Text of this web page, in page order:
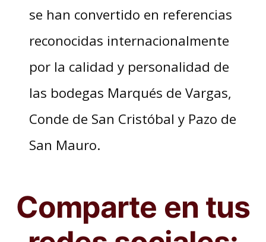
se han convertido en referencias
reconocidas internacionalmente
por la calidad y personalidad de
las bodegas Marqués de Vargas,
Conde de San Cristóbal y Pazo de
San Mauro.
Comparte en tus